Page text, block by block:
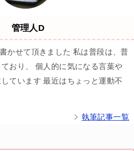
管理人D
かせて頂きました 私は普段は、普
おり、 個人的に気になる言葉や
ています 最近はちょっと運動不
執筆記事一覧